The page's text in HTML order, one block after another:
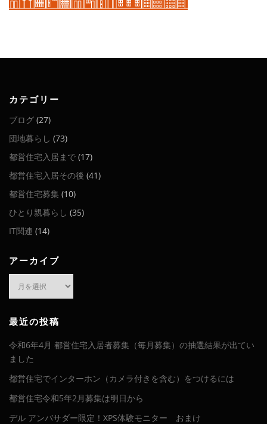
カテゴリー
ブログ (27)
団地暮らし (73)
都営住宅入居まで (17)
都営住宅入居その後 (41)
都営住宅募集 (10)
ひとり親暮らし (35)
IT関連 (14)
アーカイブ
イ
最近の投稿
令和6年4月 都営住宅入居者募集（毎月募集）の抽選結果が出てい
ました
都営住宅でインターホン（カメラ付きを含む）をつけるには
都営住宅令和5年2月募集は明日から
デル アンバサダー限定！XPS体験モニター おまけ